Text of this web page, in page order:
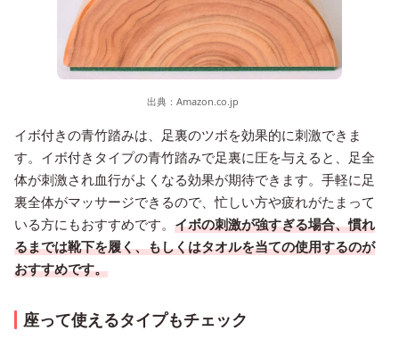
出典： Amazon.co.jp
イボ付きの青竹踏みは、足裏のツボを効果的に刺激できま
す。イボ付きタイプの青竹踏みで足裏に圧を与えると、足全
体が刺激され血行がよくなる効果が期待できます。手軽に足
裏全体がマッサージできるので、忙しい方や疲れがたまって
いる方にもおすすめです。 イボの刺激が強すぎる場合、慣れ
るまでは靴下を履く、もしくはタオルを当ての使用するのが
おすすめです。
座って使えるタイプもチェック